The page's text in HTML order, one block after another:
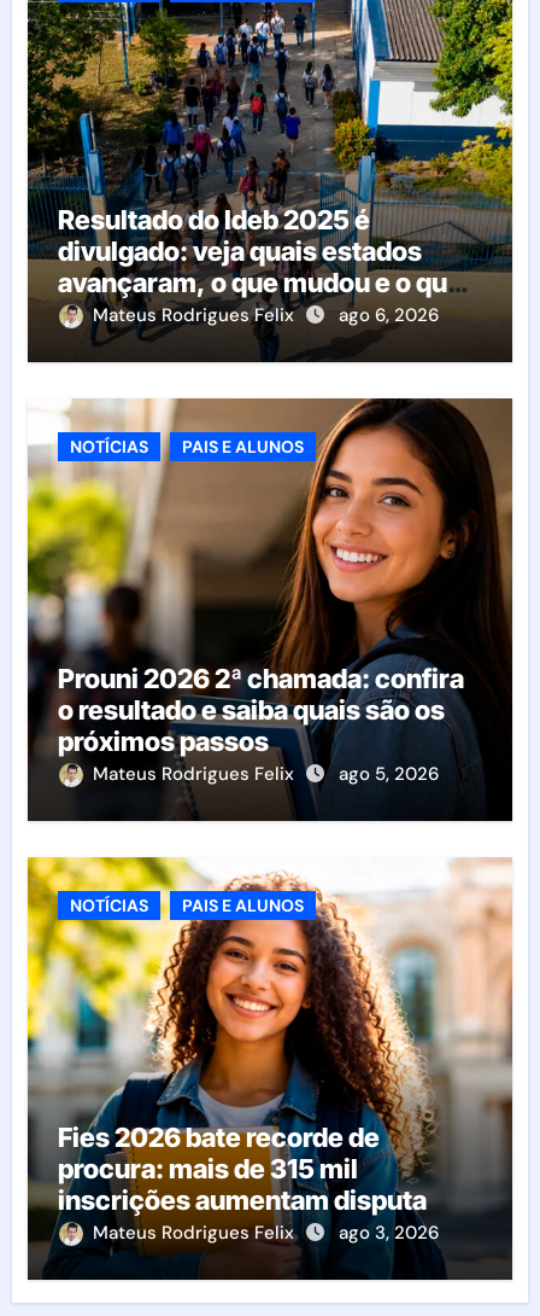
Resultado do Ideb 2025 é
divulgado: veja quais estados
avançaram, o que mudou e o que
esperar da educação brasileira
Mateus Rodrigues Felix ago 6, 2026
NOTÍCIAS PAIS E ALUNOS
Prouni 2026 2ª chamada: confira
o resultado e saiba quais são os
próximos passos
Mateus Rodrigues Felix ago 5, 2026
NOTÍCIAS PAIS E ALUNOS
Fies 2026 bate recorde de
procura: mais de 315 mil
inscrições aumentam disputa
pelas vagas; veja o que acontece
agora
Mateus Rodrigues Felix ago 3, 2026